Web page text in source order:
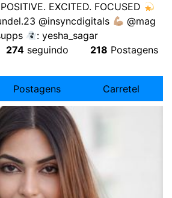
POSITIVE. EXCITED. FOCUSED
@insyncdigitals
@mag
:yesha_sagar
274 seguindo 218 Postagens
Postagens Carretel